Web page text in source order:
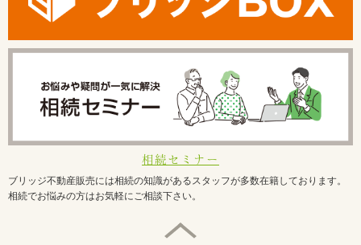
相続セミナー
ブリッジ不動産販売には相続の知識があるスタッフが多数在籍しております。
相続でお悩みの方はお気軽にご相談下さい。